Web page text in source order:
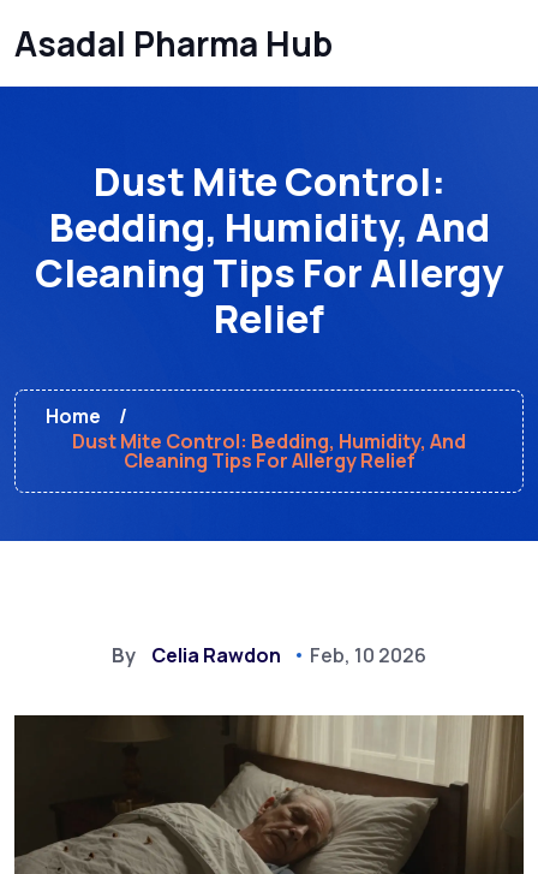
Asadal Pharma Hub
Dust Mite Control:
Bedding, Humidity, And
Cleaning Tips For Allergy
Relief
Home
Dust Mite Control: Bedding, Humidity, And
Cleaning Tips For Allergy Relief
By Celia Rawdon Feb, 10 2026